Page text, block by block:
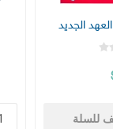
الجديد
للسلة